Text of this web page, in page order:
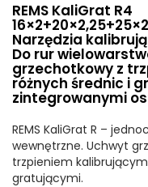
REMS KaliGrat R4
Narzędzia
Do rur
grzechotkowy z
różnych średnic i
zintegrowanymi
REMS KaliGrat R –
wewnętrzne. Uchwyt
trzpieniem
gratującymi.